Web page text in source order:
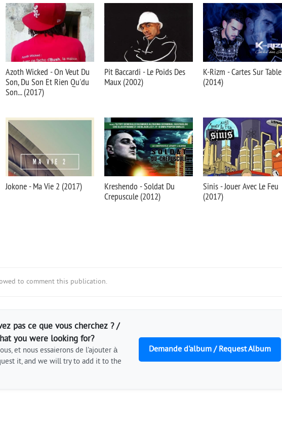
Azoth Wicked - On Veut Du
Son, Du Son Et Rien Qu'du
Son... (2017)
Pit Baccardi - Le Poids Des
Maux (2002)
K-Rizm - Cartes Sur Table
(2014)
Jokone - Ma Vie 2 (2017)
Kreshendo - Soldat Du
Crepuscule (2012)
Sinis - Jouer Avec Le Feu
(2017)
to comment this publication.
pas ce que vous cherchez ? /
you were looking for?
et nous essaierons de l'ajouter à
it, and we will try to add it to the
Demande d'album / Request Album